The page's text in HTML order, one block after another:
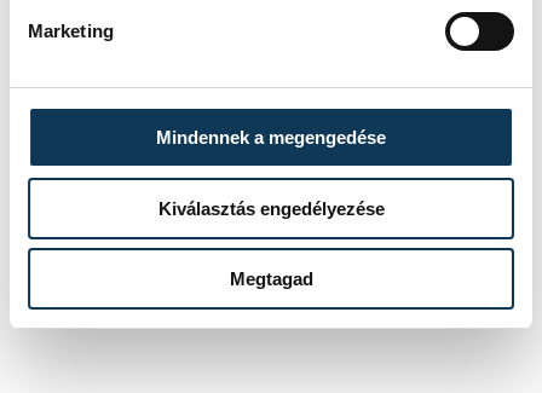
Marketing
Mindennek a megengedése
Kiválasztás engedélyezése
Megtagad
SZERZŐ
vehir.hu